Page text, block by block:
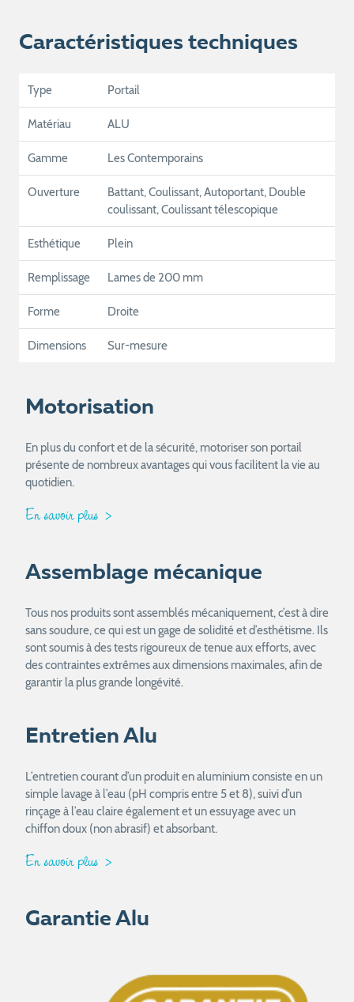
Caractéristiques techniques
Type Portail
Matériau ALU
Gamme Les Contemporains
Ouverture
Battant, Coulissant, Autoportant, Double
coulissant, Coulissant télescopique
Esthétique Plein
Remplissage Lames de 200 mm
Forme Droite
Dimensions Sur-mesure
Motorisation
En plus du confort et de la sécurité, motoriser son portail
présente de nombreux avantages qui vous facilitent la vie au
quotidien.
En savoir plus
Assemblage mécanique
Tous nos produits sont assemblés mécaniquement, c’est à dire
sans soudure, ce qui est un gage de solidité et d’esthétisme. Ils
sont soumis à des tests rigoureux de tenue aux efforts, avec
des contraintes extrêmes aux dimensions maximales, afin de
garantir la plus grande longévité.
Entretien Alu
L’entretien courant d’un produit en aluminium consiste en un
simple lavage à l’eau (pH compris entre 5 et 8), suivi d’un
rinçage à l’eau claire également et un essuyage avec un
chiffon doux (non abrasif) et absorbant.
En savoir plus
Garantie Alu